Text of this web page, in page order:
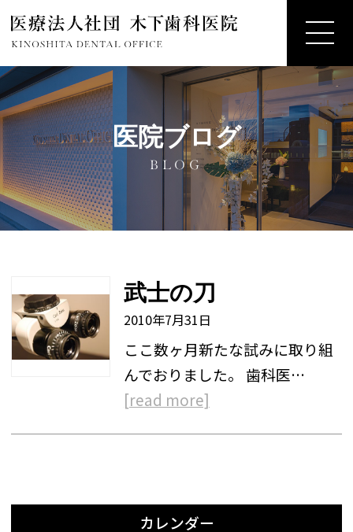
医院ブログ
BLOG
武士の刀
2010年7月31日
ここ数ヶ月新たな試みに取り組
んでおりました。 歯科医…
[read more]
カレンダー